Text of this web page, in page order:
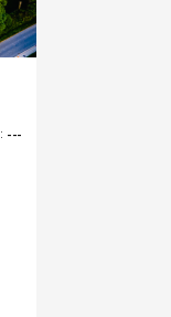
---